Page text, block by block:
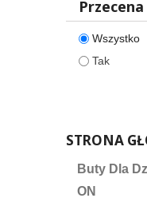
Przecena
Wszystko
Tak
STRONA
Buty Dla
ON